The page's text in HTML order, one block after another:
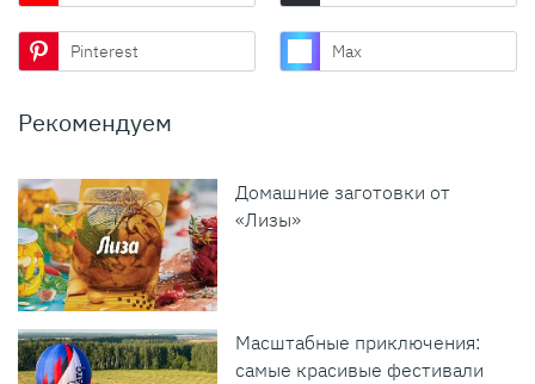
Pinterest Max
Рекомендуем
Домашние заготовки от
«Лизы»
Масштабные приключения:
самые красивые фестивали